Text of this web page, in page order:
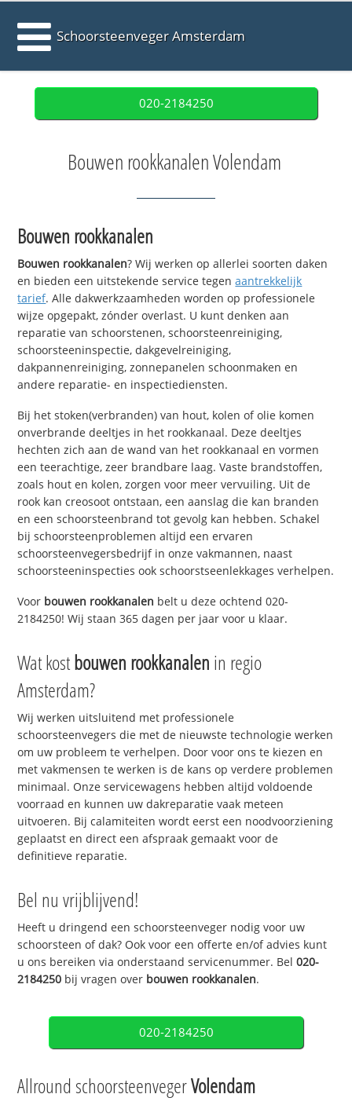
Schoorsteenveger Amsterdam
020-2184250
Bouwen rookkanalen Volendam
Bouwen rookkanalen
Bouwen rookkanalen? Wij werken op allerlei soorten daken
en bieden een uitstekende service tegenaantrekkelijk
tarief. Alle dakwerkzaamheden worden op professionele
wijze opgepakt, zónder overlast. U kunt denken aan
reparatie van schoorstenen, schoorsteenreiniging,
schoorsteeninspectie, dakgevelreiniging,
dakpannenreiniging, zonnepanelen schoonmaken en
andere reparatie- en inspectiediensten.
Bij het stoken(verbranden) van hout, kolen of olie komen
onverbrande deeltjes in het rookkanaal. Deze deeltjes
hechten zich aan de wand van het rookkanaal en vormen
een teerachtige, zeer brandbare laag. Vaste brandstoffen,
zoals hout en kolen, zorgen voor meer vervuiling. Uit de
rook kan creosoot ontstaan, een aanslag die kan branden
en een schoorsteenbrand tot gevolg kan hebben. Schakel
bij schoorsteenproblemen altijd een ervaren
schoorsteenvegersbedrijf in onze vakmannen, naast
schoorsteeninspecties ook schoorstseenlekkages verhelpen.
Voor bouwen rookkanalen belt u deze ochtend 020-
2184250! Wij staan 365 dagen per jaar voor u klaar.
Wat kostbouwen rookkanalen in regio
Amsterdam?
Wij werken uitsluitend met professionele
schoorsteenvegers die met de nieuwste technologie werken
om uw probleem te verhelpen. Door voor ons te kiezen en
met vakmensen te werken is de kans op verdere problemen
minimaal. Onze servicewagens hebben altijd voldoende
voorraad en kunnen uw dakreparatie vaak meteen
uitvoeren. Bij calamiteiten wordt eerst een noodvoorziening
geplaatst en direct een afspraak gemaakt voor de
definitieve reparatie.
Bel nu vrijblijvend!
Heeft u dringend een schoorsteenveger nodig voor uw
schoorsteen of dak? Ook voor een offerte en/of advies kunt
u ons bereiken via onderstaand servicenummer. Bel020-
2184250 bij vragen over bouwen rookkanalen.
020-2184250
Allround schoorsteenvegerVolendam